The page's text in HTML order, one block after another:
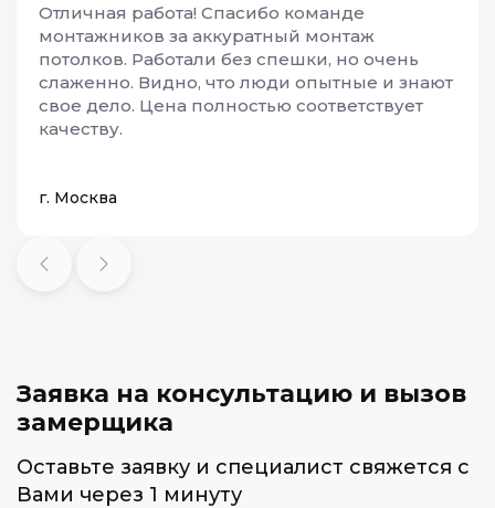
Отличная работа! Спасибо команде
монтажников за аккуратный монтаж
потолков. Работали без спешки, но очень
слаженно. Видно, что люди опытные и знают
свое дело. Цена полностью соответствует
качеству.
г. Москва
Заявка на консультацию и вызов
замерщика
Оставьте заявку и специалист свяжется с
Вами через 1 минуту